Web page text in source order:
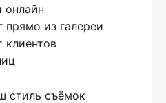
онлайн
прямо из галереи
клиентов
стиль съёмок